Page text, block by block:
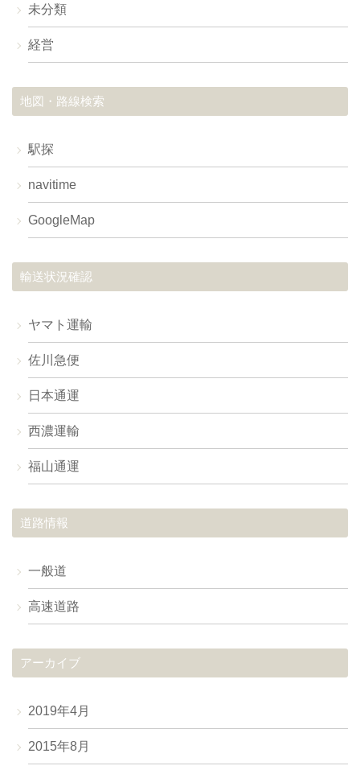
未分類
経営
地図・路線検索
駅探
navitime
GoogleMap
輸送状況確認
ヤマト運輸
佐川急便
日本通運
西濃運輸
福山通運
道路情報
一般道
高速道路
アーカイブ
2019年4月
2015年8月